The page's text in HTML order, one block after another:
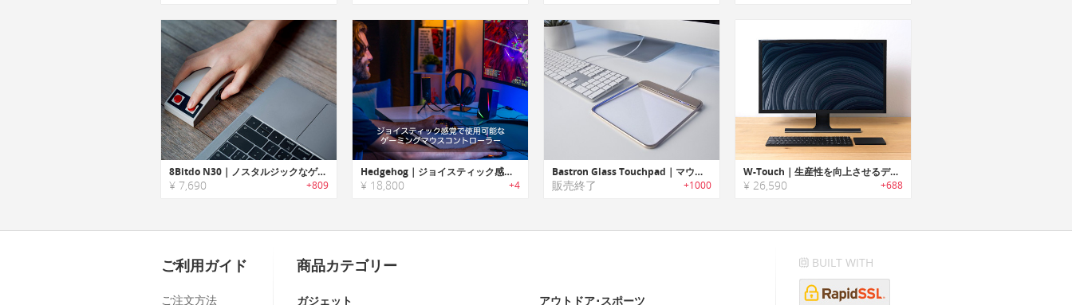
8Bitdo N30｜ノスタルジックなゲームコンソールのようなルックスのワイヤレスマウス
¥ 7,690 +809
Hedgehog｜ジョイスティック感覚で使用可能なゲーミングマウスコントローラー「ヘッジホッグ」
¥ 18,800 +4
Bastron Glass Touchpad｜マウスコントロールをタッチ操作で行えるMac /Windows対応バックライトLED搭載ガラスタッチパッド
販売終了 +1000
W-Touch｜生産性を向上させるデスクトップPC用ワイヤレスタッチパッド
¥ 26,590 +688
ご利用ガイド
ご注文方法
商品カテゴリー
ガジェット アウトドア･スポーツ
BUILT WITH